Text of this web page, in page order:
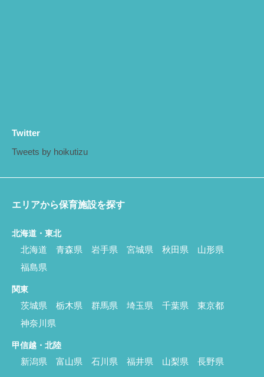
Twitter
Tweets by hoikutizu
エリアから保育施設を探す
北海道・東北
北海道 青森県 岩手県 宮城県 秋田県
山形県
福島県
関東
茨城県 栃木県 群馬県 埼玉県 千葉県
東京都
神奈川県
甲信越・北陸
新潟県 富山県 石川県 福井県 山梨県 長野県